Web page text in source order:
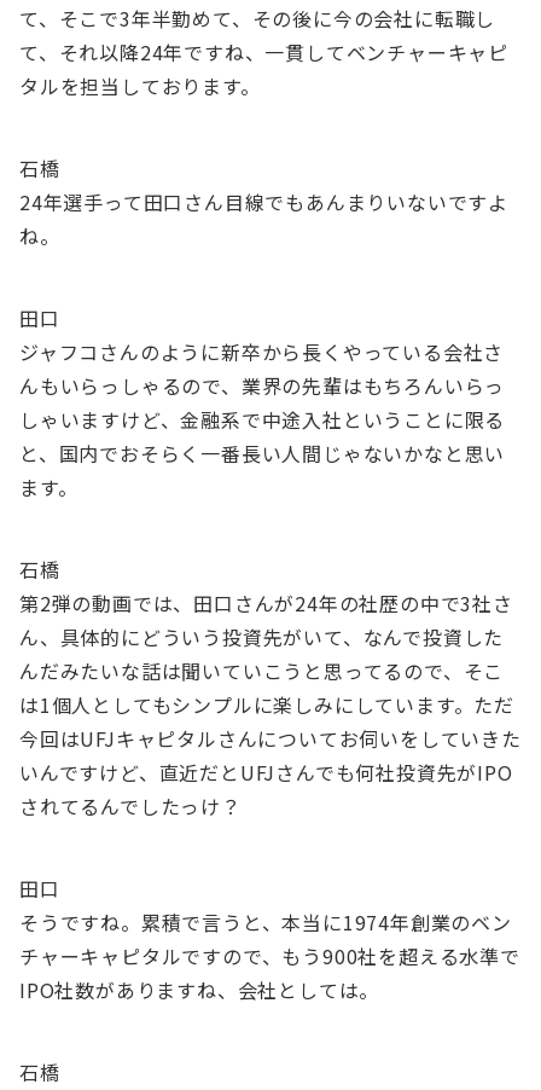
て、そこで3年半勤めて、その後に今の会社に転職し
て、それ以降24年ですね、一貫してベンチャーキャピ
タルを担当しております。
石橋
24年選手って田口さん目線でもあんまりいないですよ
ね。
田口
ジャフコさんのように新卒から長くやっている会社さ
んもいらっしゃるので、業界の先輩はもちろんいらっ
しゃいますけど、金融系で中途入社ということに限る
と、国内でおそらく一番長い人間じゃないかなと思い
ます。
石橋
第2弾の動画では、田口さんが24年の社歴の中で3社さ
ん、具体的にどういう投資先がいて、なんで投資した
んだみたいな話は聞いていこうと思ってるので、そこ
は1個人としてもシンプルに楽しみにしています。ただ
今回はUFJキャピタルさんについてお伺いをしていきた
いんですけど、直近だとUFJさんでも何社投資先がIPO
されてるんでしたっけ？
田口
そうですね。累積で言うと、本当に1974年創業のベン
チャーキャピタルですので、もう900社を超える水準で
IPO社数がありますね、会社としては。
石橋